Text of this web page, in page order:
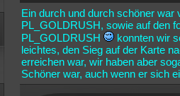
Ein durch und durch schöner war
PL_GOLDRUSH, sowie auf den
PL_GOLDRUSH
konnten wir
leichtes, den Sieg auf der Karte
erreichen war, wir haben aber
Schöner war, auch wenn er sich